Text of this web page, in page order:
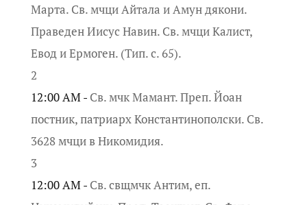
Марта. Св. мчци Айтала и Амун дякони.
Праведен Иисус Навин. Св. мчци Калист,
Евод и Ермоген. (Тип. с. 65).
2
12:00 AM - Св. мчк Мамант. Преп. Йоан
постник, патриарх Константинополски. Св.
3628 мчци в Никомидия.
3
12:00 AM - Св. свщмчк Антим, еп.